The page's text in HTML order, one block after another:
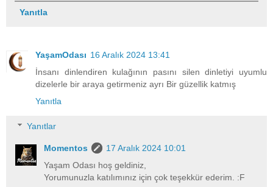
Yanıtla
YaşamOdası 16 Aralık 2024 13:41
İnsanı dinlendiren kulağının pasını silen dinletiyi uyumlu
dizelerle bir araya getirmeniz ayrı Bir güzellik katmış
Yanıtla
Yanıtlar
Momentos
17 Aralık 2024 10:01
Yaşam Odası hoş geldiniz,
Yorumunuzla katılımınız için çok teşekkür ederim. :F